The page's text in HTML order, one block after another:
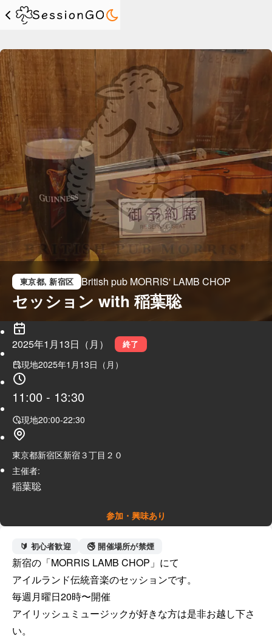
東京都, 新宿区 British pub MORRIS' LAMB CHOP
セッション with 稲葉聡
2025年1月13日（月） 終了
現地2025年1月13日（月）
11:00 - 13:30
現地20:00-22:30
東京都新宿区新宿３丁目２０
主催者:
稲葉聡
参加・興味あり
🔰 初心者歓迎 🚭 開催場所が禁煙
新宿の「MORRIS LAMB CHOP」にて
アイルランド伝統音楽のセッションです。
毎週月曜日20時〜開催
アイリッシュミュージックが好きな方は是非お越し下さ
い。